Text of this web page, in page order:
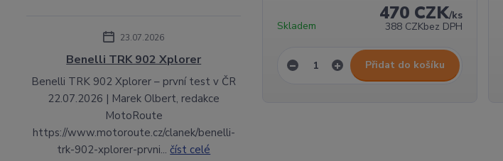
470 CZK/ks
388 CZKbez DPH
Skladem
Přidat do košíku
23.07.2026
Benelli TRK 902 Xplorer
Benelli TRK 902 Xplorer – první test v ČR
22.07.2026 | Marek Olbert, redakce
MotoRoute
https://www.motoroute.cz/clanek/benelli-
trk-902-xplorer-prvni...číst celé